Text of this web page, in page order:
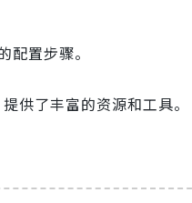
置步骤。
供了丰富的资源和工具。